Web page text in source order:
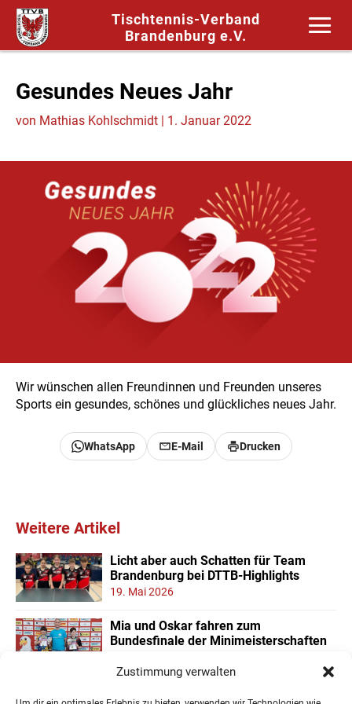
Zustimmung verwalten
Tischtennis-Verband
Brandenburg e.V.
Gesundes Neues Jahr
von Mathias Kohlschmidt | 1. Januar 2022
Wir wünschen allen Freundinnen und Freunden unseres
Sports ein gesundes, schönes und glückliches neues Jahr.
WhatsApp E-Mail Drucken
Weitere Artikel
Licht aber auch Schatten für Team
Brandenburg bei DTTB-Highlights
19. Mai 2026
Mia und Oskar fahren zum
Bundesfinale der Minimeisterschaften